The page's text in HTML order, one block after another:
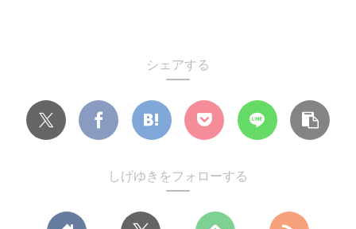
シェアする
しげゆきをフォローする